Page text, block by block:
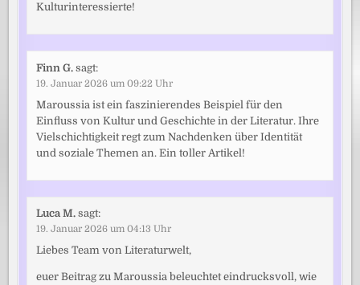
Kulturinteressierte!
Finn G. sagt:
19. Januar 2026 um 09:22 Uhr
Maroussia ist ein faszinierendes Beispiel für den
Einfluss von Kultur und Geschichte in der Literatur. Ihre
Vielschichtigkeit regt zum Nachdenken über Identität
und soziale Themen an. Ein toller Artikel!
Luca M. sagt:
19. Januar 2026 um 04:13 Uhr
Liebes Team von Literaturwelt,
euer Beitrag zu Maroussia beleuchtet eindrucksvoll, wie